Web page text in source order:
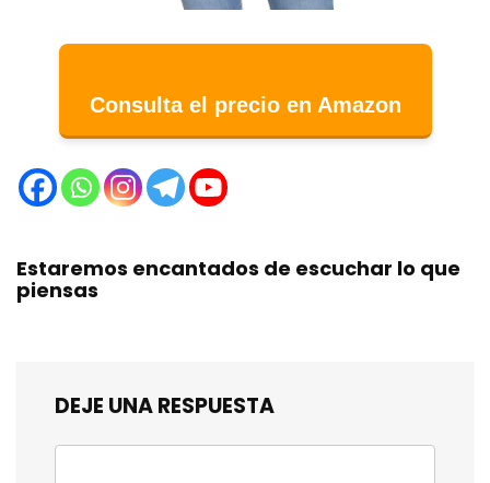
Consulta el precio en Amazon
Estaremos encantados de escuchar lo que
piensas
DEJE UNA RESPUESTA